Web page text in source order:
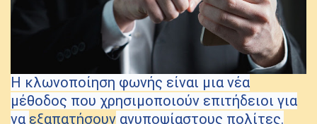
Η κλωνοποίηση φωνής είναι μια νέα
μέθοδος που χρησιμοποιούν επιτήδειοι για
να εξαπατήσουν ανυποψίαστους πολίτες.